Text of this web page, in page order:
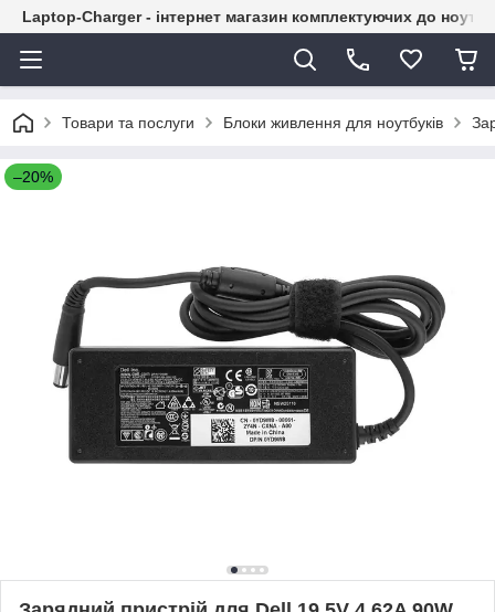
Laptop-Charger - інтернет магазин комплектуючих до
Товари та послуги Блоки живлення для ноутбуків
–20%